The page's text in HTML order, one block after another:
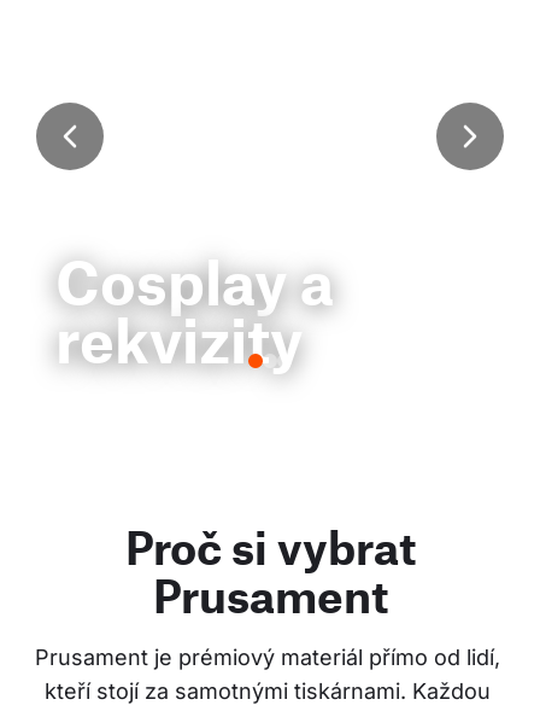
Cosplay a
rekvizity
Proč si vybrat
Prusament
Prusament je prémiový materiál přímo od lidí,
kteří stojí za samotnými tiskárnami. Každou